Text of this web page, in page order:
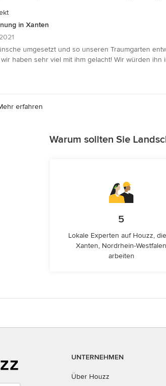
in Xanten
umgesetzt und so unseren Traumgarten
haben sehr viel mit ihm gelacht! Wir würden
erfahren
Warum sollten Sie
5
Lokale Experten auf Houzz,
Xanten, Nordrhein-Westfalen
arbeiten
UNTERNEHMEN
Über Houzz